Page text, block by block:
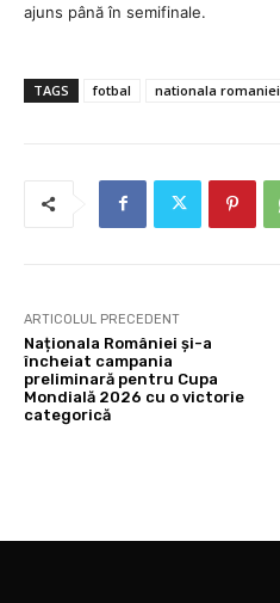
ajuns până în semifinale.
TAGS fotbal nationala romaniei
ARTICOLUL PRECEDENT
Naționala României și-a
încheiat campania
preliminară pentru Cupa
Mondială 2026 cu o victorie
categorică